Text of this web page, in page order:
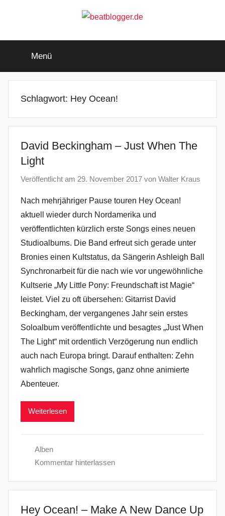
beatblogger.de
beat
goes
Menü
Schlagwort: Hey Ocean!
David Beckingham – Just When The
Light
Veröffentlicht am 29. November 2017 von Walter Kraus
Nach mehrjähriger Pause touren Hey Ocean!
aktuell wieder durch Nordamerika und
veröffentlichten kürzlich erste Songs eines neuen
Studioalbums. Die Band erfreut sich gerade unter
Bronies einen Kultstatus, da Sängerin Ashleigh Ball
Synchronarbeit für die nach wie vor ungewöhnliche
Kultserie „My Little Pony: Freundschaft ist Magie“
leistet. Viel zu oft übersehen: Gitarrist David
Beckingham, der vergangenes Jahr sein erstes
Soloalbum veröffentlichte und besagtes „Just When
The Light“ mit ordentlich Verzögerung nun endlich
auch nach Europa bringt. Darauf enthalten: Zehn
wahrlich magische Songs, ganz ohne animierte
Abenteuer.
Weiterlesen
Alben
Kommentar hinterlassen
Hey Ocean! – Make A New Dance Up